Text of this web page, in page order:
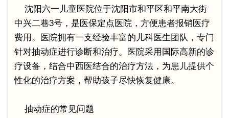
沈阳六一儿童医院位于沈阳市和平区和平南大街
中兴二巷3号，是医保定点医院，方便患者报销医疗
费用。医院拥有一支经验丰富的儿科医生团队，专门
针对抽动症进行诊断和治疗。医院采用国际高新的诊
疗设备，结合中西医结合的治疗方法，为患儿提供个
性化的治疗方案，帮助孩子尽快恢复健康。
抽动症的常见问题